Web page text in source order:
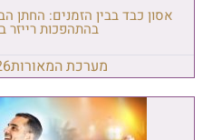
אסון כבד בבין הזמנים: החתן
בהתהפכות רייזר
מערכת המאורות